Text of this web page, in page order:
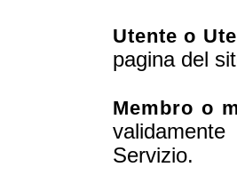
Utente o
pagina del
Membro o
Servizio.